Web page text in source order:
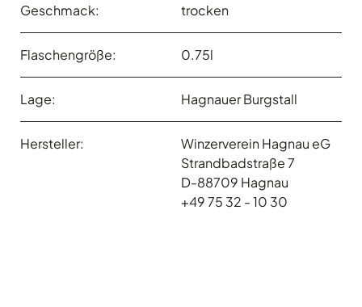
Geschmack: trocken
Flaschengröße: 0.75l
Lage: Hagnauer Burgstall
Hersteller:
Winzerverein Hagnau eG
Strandbadstraße 7
D-88709 Hagnau
+49 75 32 - 10 30